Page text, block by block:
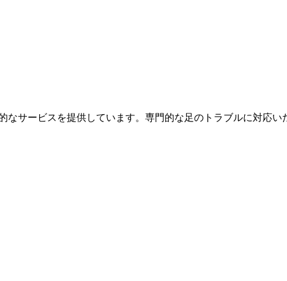
サービスを提供しています。専門的な足のトラブルに対応い